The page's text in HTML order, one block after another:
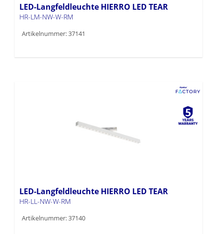
LED-Langfeldleuchte HIERRO LED TEAR
HR-LM-NW-W-RM
Artikelnummer: 37141
LED-Langfeldleuchte HIERRO LED TEAR
HR-LL-NW-W-RM
Artikelnummer: 37140